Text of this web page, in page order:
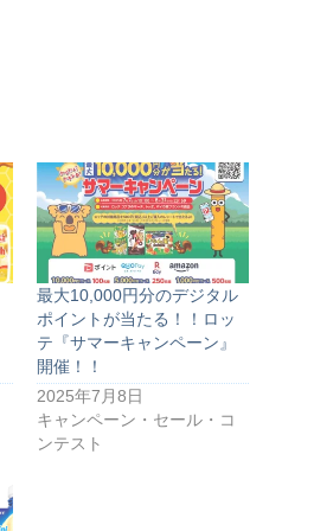
最大10,000円分のデジタル
ポイントが当たる！！ロッ
テ『サマーキャンペーン』
開催！！
2025年7月8日
キャンペーン・セール・コ
ンテスト